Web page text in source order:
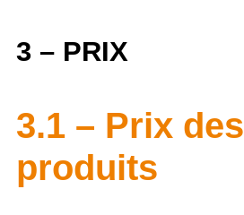
3 – PRIX
3.1 – Prix des
produits